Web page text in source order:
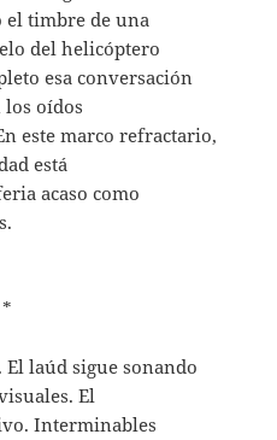
el timbre de una
del helicóptero
esa conversación
los oídos
este marco refractario,
está
acaso como
*
laúd sigue sonando
El
Interminables